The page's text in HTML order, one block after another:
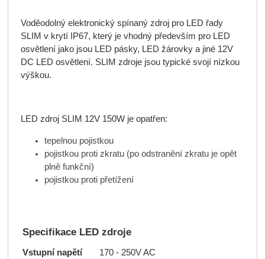
Voděodolný elektronický spínaný zdroj pro LED řady
SLIM v krytí IP67, který je vhodný především pro LED
osvětlení jako jsou LED pásky, LED žárovky a jiné 12V
DC LED osvětlení. SLIM zdroje jsou typické svojí nízkou
výškou.
LED zdroj SLIM 12V 150W je opatřen:
tepelnou pojistkou
pojistkou proti zkratu (po odstranění zkratu je opět
plně funkční)
pojistkou proti přetížení
Specifikace LED zdroje
Vstupní napětí
170 - 250V AC